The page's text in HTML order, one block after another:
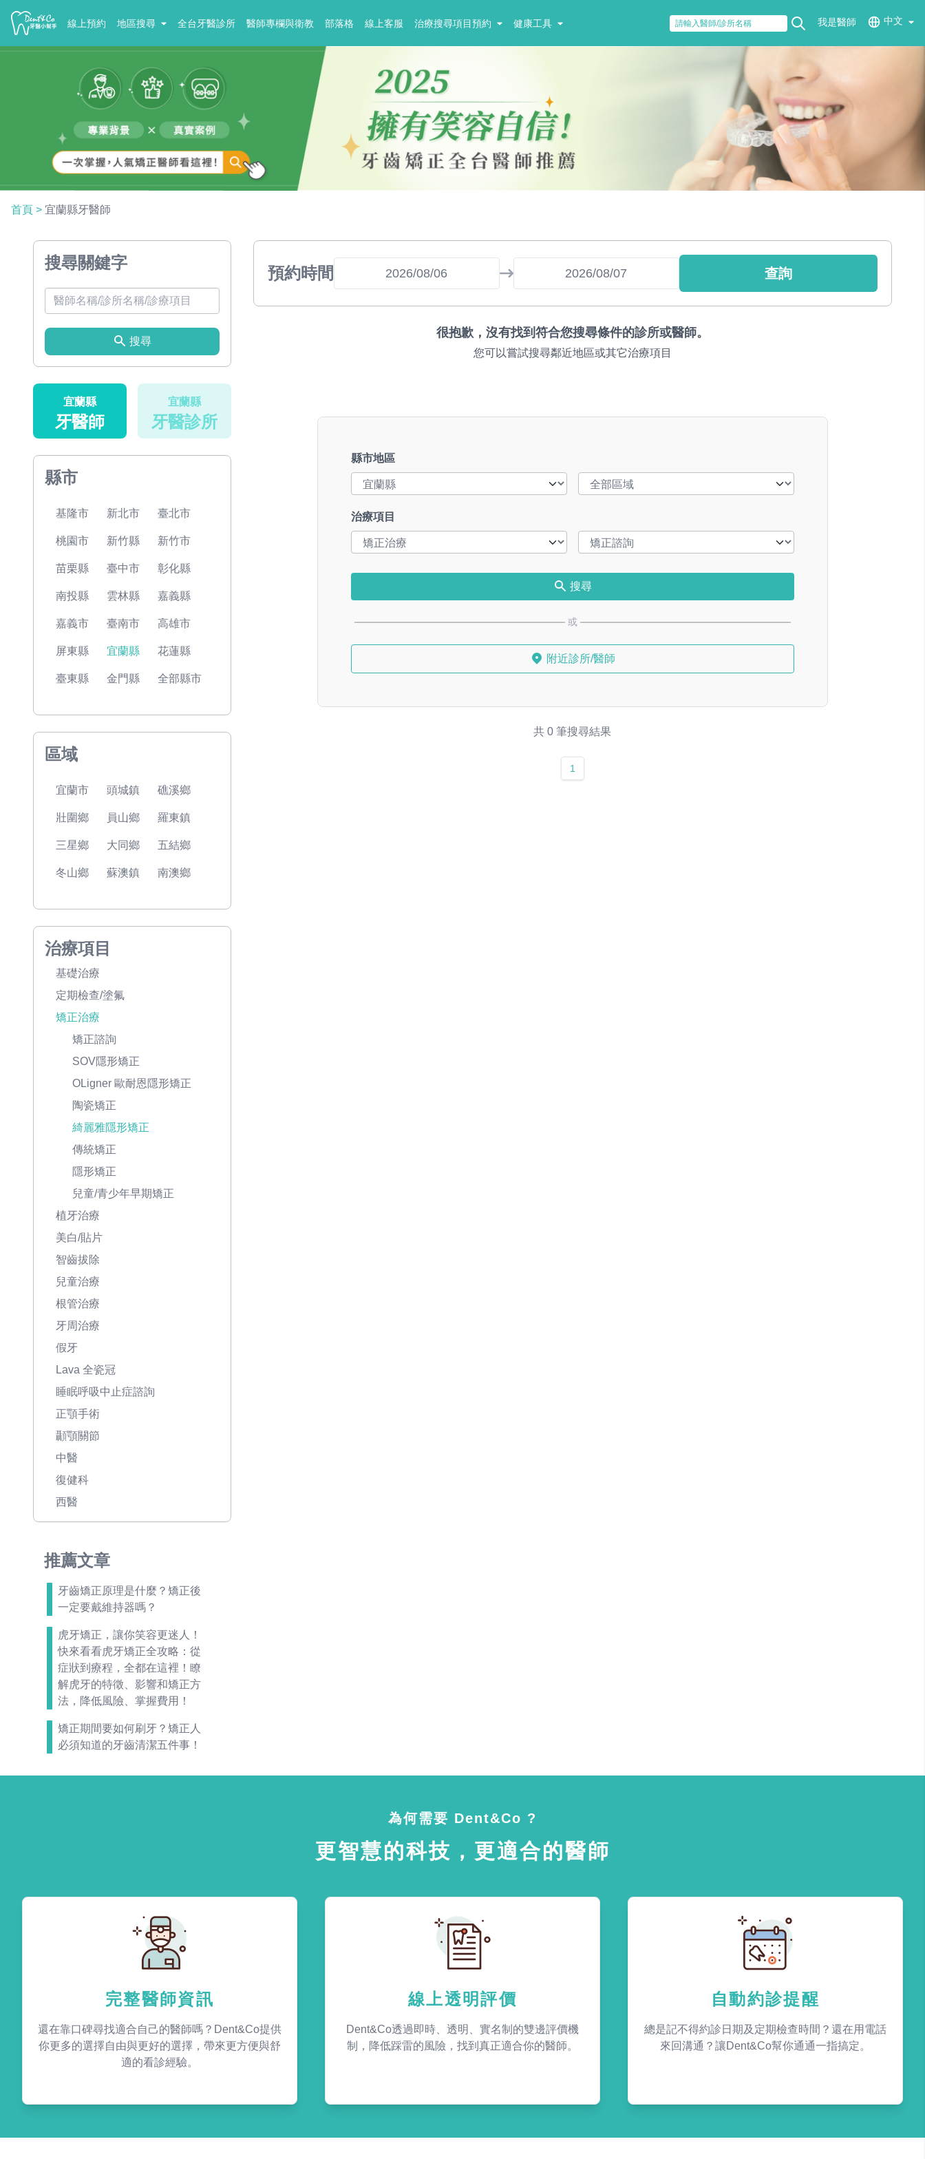
線上預約 地區搜尋 全台牙醫診所 醫師專欄與衛教 部落格 線上客服 治療搜尋項目預約 健康工具 我是醫師 中文
首頁 > 宜蘭縣牙醫師
搜尋關鍵字
搜尋
宜蘭縣
牙醫師
宜蘭縣
牙醫診所
縣市
基隆市 新北市 臺北市
桃園市 新竹縣 新竹市
苗栗縣 臺中市 彰化縣
南投縣 雲林縣 嘉義縣
嘉義市 臺南市 高雄市
屏東縣 宜蘭縣 花蓮縣
臺東縣 金門縣 全部縣市
區域
宜蘭市 頭城鎮 礁溪鄉
壯圍鄉 員山鄉 羅東鎮
三星鄉 大同鄉 五結鄉
冬山鄉 蘇澳鎮 南澳鄉
治療項目
基礎治療
定期檢查/塗氟
矯正治療
矯正諮詢
SOV隱形矯正
OLigner 歐耐恩隱形矯正
陶瓷矯正
綺麗雅隱形矯正
傳統矯正
隱形矯正
兒童/青少年早期矯正
植牙治療
美白/貼片
智齒拔除
兒童治療
根管治療
牙周治療
假牙
Lava 全瓷冠
睡眠呼吸中止症諮詢
正顎手術
顳顎關節
中醫
復健科
西醫
推薦文章
牙齒矯正原理是什麼？矯正後
一定要戴維持器嗎？
虎牙矯正，讓你笑容更迷人！
快來看看虎牙矯正全攻略：從
症狀到療程，全都在這裡！瞭
解虎牙的特徵、影響和矯正方
法，降低風險、掌握費用！
矯正期間要如何刷牙？矯正人
必須知道的牙齒清潔五件事！
預約時間 查詢
很抱歉，沒有找到符合您搜尋條件的診所或醫師。
您可以嘗試搜尋鄰近地區或其它治療項目
縣市地區
治療項目
搜尋
或
附近診所/醫師
共 0 筆搜尋結果
1
為何需要 Dent&Co ?
更智慧的科技，更適合的醫師
完整醫師資訊
還在靠口碑尋找適合自己的醫師嗎？Dent&Co提供
你更多的選擇自由與更好的選擇，帶來更方便與舒
適的看診經驗。
線上透明評價
Dent&Co透過即時、透明、實名制的雙邊評價機
制，降低踩雷的風險，找到真正適合你的醫師。
自動約診提醒
總是記不得約診日期及定期檢查時間？還在用電話
來回溝通？讓Dent&Co幫你通通一指搞定。